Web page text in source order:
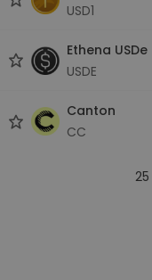
USD1
Ethena USDe
USDE
Canton
CC
25